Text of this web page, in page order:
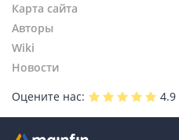
Карта сайта
Авторы
Wiki
Новости
Оцените нас:
4.9